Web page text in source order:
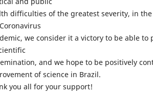
difficulties of the greatest severity, in
we consider it a victory to be able
and we hope to be positively
of science in Brazil.
you all for your support!